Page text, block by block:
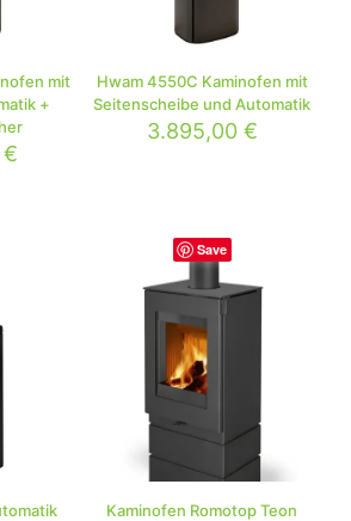
mit
+
€
Hwam 4550C Kaminofen mit
Seitenscheibe und Automatik
3.895,00 €
Save
Kaminofen Romotop Teon